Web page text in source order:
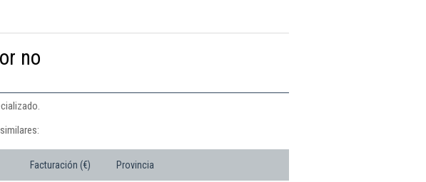
no
Facturación (€) Provincia